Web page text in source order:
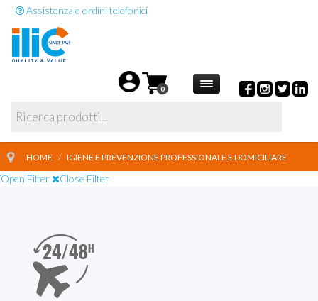
Assistenza e ordini telefonici
0
HOME / IGIENE E PREVENZIONE PROFESSIONALE E DOMICILIARE
Open Filter Close Filter